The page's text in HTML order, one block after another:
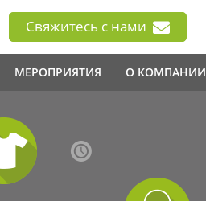
Свяжитесь с нами
МЕРОПРИЯТИЯ О КОМПАНИИ